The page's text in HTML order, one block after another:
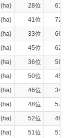
28位
41位
33位
45位
36位
50位
46位
48位
52位
51位